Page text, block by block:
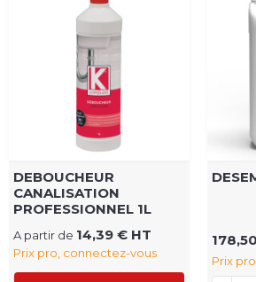
DEBOUCHEUR
CANALISATION
PROFESSIONNEL 1L
A partir de 14,39 € HT
Prix pro, connectez-vous
Prix